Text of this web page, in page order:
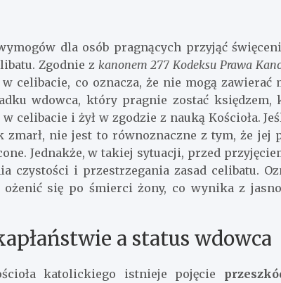
dla osób pragnących przyjąć
Zgodnie z kanonem 277 Kodeksu Prawa
celibacie, co oznacza, że nie mogą zawierać
wdowca, który pragnie zostać księdzem,
celibacie i żył w zgodzie z nauką Kościoła.
zmarł, nie jest to równoznaczne z tym, że jej
Jednakże, w takiej sytuacji, przed
czystości i przestrzegania zasad celibatu.
się po śmierci żony, co wynika z
a status wdowca
katolickiego istnieje pojęcie